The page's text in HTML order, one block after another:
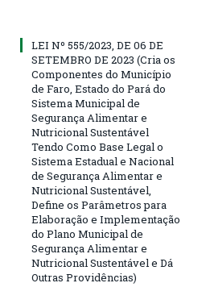
LEI Nº 555/2023, DE 06 DE
SETEMBRO DE 2023 (Cria os
Componentes do Município
de Faro, Estado do Pará do
Sistema Municipal de
Segurança Alimentar e
Nutricional Sustentável
Tendo Como Base Legal o
Sistema Estadual e Nacional
de Segurança Alimentar e
Nutricional Sustentável,
Define os Parâmetros para
Elaboração e Implementação
do Plano Municipal de
Segurança Alimentar e
Nutricional Sustentável e Dá
Outras Providências)